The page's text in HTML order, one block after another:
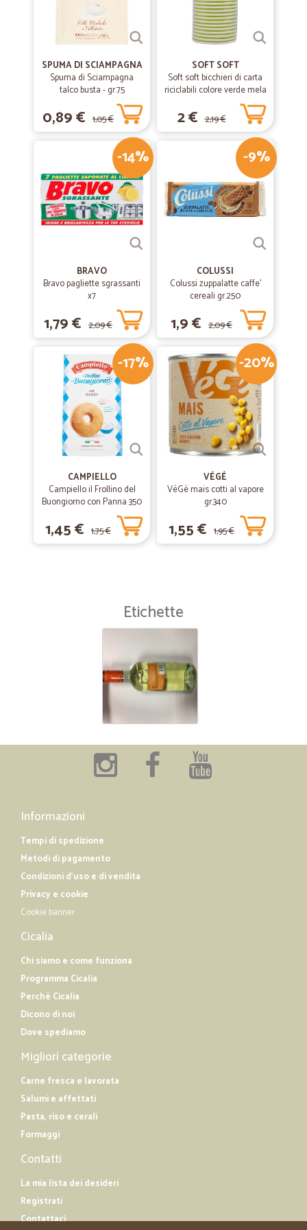
Puntualità e cibo fresco
Puntualità e cibo fresco
SPUMA DI SCIAMPAGNA
Spuma di Sciampagna
talco busta - gr.75
0,89 € 1,05 €
SOFT SOFT
Soft soft bicchieri di carta
riciclabili colore verde mela
2 € 2,19 €
-14%
BRAVO
Bravo pagliette sgrassanti
x7
1,79 € 2,09 €
-9%
COLUSSI
Colussi zuppalatte caffe'
cereali gr.250
1,9 € 2,09 €
-17%
CAMPIELLO
Campiello il Frollino del
Buongiorno con Panna 350
1,45 € 1,75 €
-20%
VÉGÉ
VèGè mais cotti al vapore
gr.340
1,55 € 1,95 €
Etichette
Informazioni
Tempi di spedizione
Metodi di pagamento
Condizioni d'uso e di vendita
Privacy e cookie
Cookie banner
Cicalia
Chi siamo e come funziona
Programma Cicalia
Perché Cicalia
Dicono di noi
Dove spediamo
Migliori categorie
Carne fresca e lavorata
Salumi e affettati
Pasta, riso e cerali
Formaggi
Contatti
La mia lista dei desideri
Registrati
Contattaci